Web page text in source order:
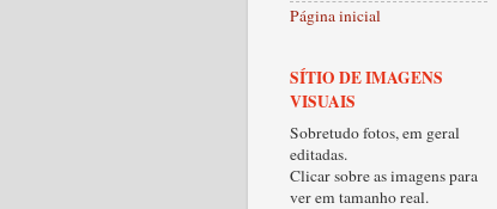
Página inicial
SÍTIO DE IMAGENS
VISUAIS
Sobretudo fotos, em geral
editadas.
Clicar sobre as imagens para
ver em tamanho real.